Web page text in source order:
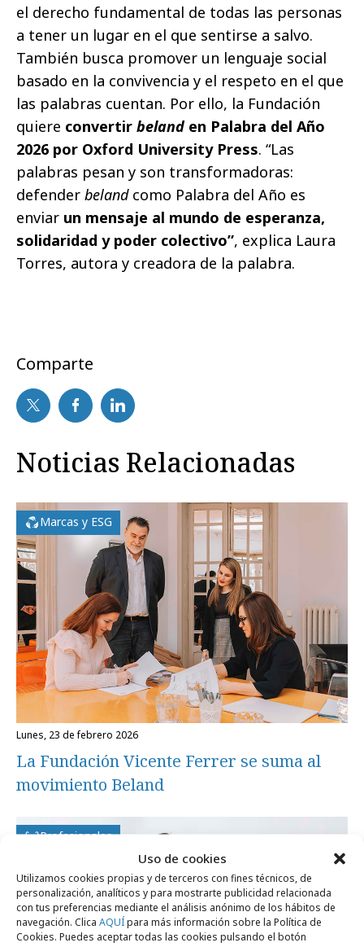
Uso de cookies
Utilizamos cookies propias y de terceros con fines técnicos, de
personalización, analíticos y para mostrarte publicidad relacionada
con tus preferencias mediante el análisis anónimo de los hábitos de
navegación. Clica AQUÍpara más información sobre la Política de
Cookies. Puedes aceptar todas las cookies pulsando el botón
el derecho fundamental de todas las personas
a tener un lugar en el que sentirse a salvo.
También busca promover un lenguaje social
basado en la convivencia y el respeto en el que
las palabras cuentan. Por ello, la Fundación
quiere convertir belanden Palabra del Año
2026 por Oxford University Press. “Las
palabras pesan y son transformadoras:
defender belandcomo Palabra del Año es
enviar un mensaje al mundo de esperanza,
solidaridad y poder colectivo”, explica Laura
Torres, autora y creadora de la palabra.
Comparte
Noticias Relacionadas
Marcas y ESG
lunes, 23 de febrero 2026
La Fundación Vicente Ferrer se suma al
movimiento Beland
Profesionales